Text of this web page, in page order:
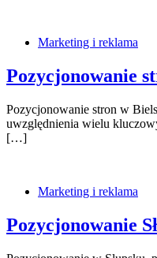
Marketing i reklama
Pozycjonowanie
Pozycjonowanie stron w
uwzględnienia wielu
[…]
Marketing i reklama
Pozycjonowanie